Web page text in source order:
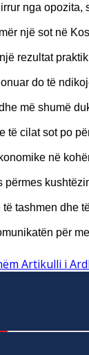
nga opozita,
një sot në
rezultat
do të
më shumë
të cilat sot po
në
përmes
tashmen dhe
për
Artikulli i